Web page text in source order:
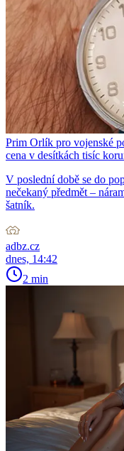
Prim Orlík pro vojenské
cena v desítkách tisíc
V poslední době se do
nečekaný předmět –
šatník.
adbz.cz
dnes, 14:42
2 min